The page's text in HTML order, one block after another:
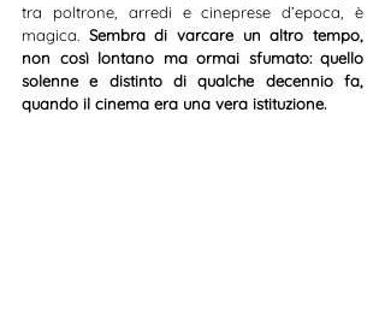
tra poltrone, arredi e cineprese d’epoca, è
magica. Sembra di varcare un altro tempo,
non così lontano ma ormai sfumato: quello
solenne e distinto di qualche decennio fa,
quando il cinema era una vera istituzione.